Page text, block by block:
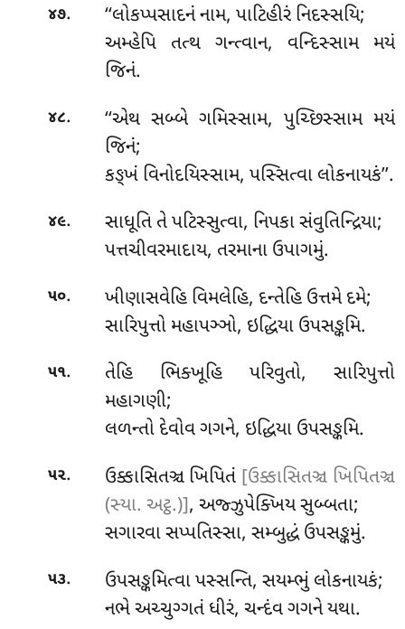
૪૭. ‘‘લોકપ્પસાદનંનામ, પાટિહીરં નિદસ્સયિ;
અમ્હેપિ તત્થ ગન્ત્વાન, વન્દિસ્સામ મયં
જિનં.
૪૮.
‘‘એથ સબ્બે ગમિસ્સામ, પુચ્છિસ્સામ મયં
જિનં;
કઙ્ખં વિનોદયિસ્સામ, પસ્સિત્વા લોકનાયકં’’.
૪૯. સાધૂતિ તે પટિસ્સુત્વા, નિપકા સંવુતિન્દ્રિયા;
પત્તચીવરમાદાય, તરમાના ઉપાગમું.
૫૦.
ખીણાસવેહિ વિમલેહિ, દન્તેહિ ઉત્તમે દમે;
સારિપુત્તો મહાપઞ્ઞો, ઇદ્ધિયા ઉપસઙ્કમિ.
૫૧. તેહિ ભિક્ખૂહિ પરિવુતો, સારિપુત્તો
મહાગણી;
લળન્તો દેવોવ ગગને, ઇદ્ધિયા ઉપસઙ્કમિ.
૫૨. ઉક્કાસિતઞ્ચ ખિપિતં [ઉક્કાસિતઞ્ચ ખિપિતઞ્ચ
(સ્યા. અટ્ઠ.)], અજ્ઝુપેક્ખિય સુબ્બતા;
સગારવા સપ્પતિસ્સા, સમ્બુદ્ધં ઉપસઙ્કમું.
૫૩.
ઉપસઙ્કમિત્વા પસ્સન્તિ, સયમ્ભું લોકનાયકં;
નભે અચ્ચુગ્ગતં ધીરં, ચન્દંવ ગગને યથા.